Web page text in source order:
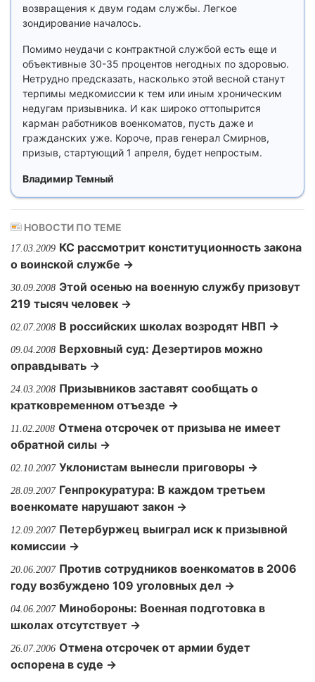
возвращения к двум годам службы. Легкое
зондирование началось.
Помимо неудачи с контрактной службой есть еще и
объективные 30-35 процентов негодных по здоровью.
Нетрудно предсказать, насколько этой весной станут
терпимы медкомиссии к тем или иным хроническим
недугам призывника. И как широко оттопырится
карман работников военкоматов, пусть даже и
гражданских уже. Короче, прав генерал Смирнов,
призыв, стартующий 1 апреля, будет непростым.
Владимир Темный
НОВОСТИ ПО ТЕМЕ
17.03.2009 КС рассмотрит конституционность закона
о воинской службе →
30.09.2008 Этой осенью на военную службу призовут
219 тысяч человек →
02.07.2008 В российских школах возродят НВП →
09.04.2008 Верховный суд: Дезертиров можно
оправдывать →
24.03.2008 Призывников заставят сообщать о
кратковременном отъезде →
11.02.2008 Отмена отсрочек от призыва не имеет
обратной силы →
02.10.2007 Уклонистам вынесли приговоры →
28.09.2007 Генпрокуратура: В каждом третьем
военкомате нарушают закон →
12.09.2007 Петербуржец выиграл иск к призывной
комиссии →
20.06.2007 Против сотрудников военкоматов в 2006
году возбуждено 109 уголовных дел →
04.06.2007 Минобороны: Военная подготовка в
школах отсутствует →
26.07.2006 Отмена отсрочек от армии будет
оспорена в суде →